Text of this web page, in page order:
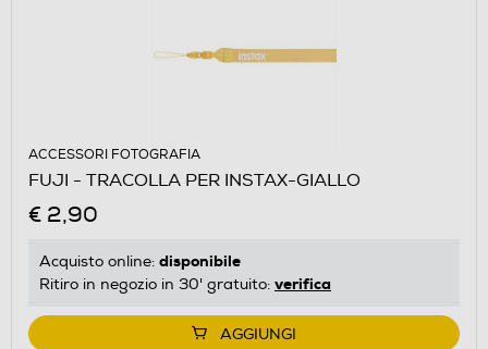
ACCESSORI FOTOGRAFIA
FUJI - TRACOLLA PER INSTAX-GIALLO
€ 2,90
Acquisto online: disponibile
Ritiro in negozio in 30' gratuito: verifica
AGGIUNGI